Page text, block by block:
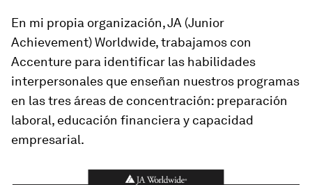
En mi propia organización, JA (Junior
Achievement) Worldwide, trabajamos con
Accenture para identificar las habilidades
interpersonales que enseñan nuestros programas
en las tres áreas de concentración: preparación
laboral, educación financiera y capacidad
empresarial.